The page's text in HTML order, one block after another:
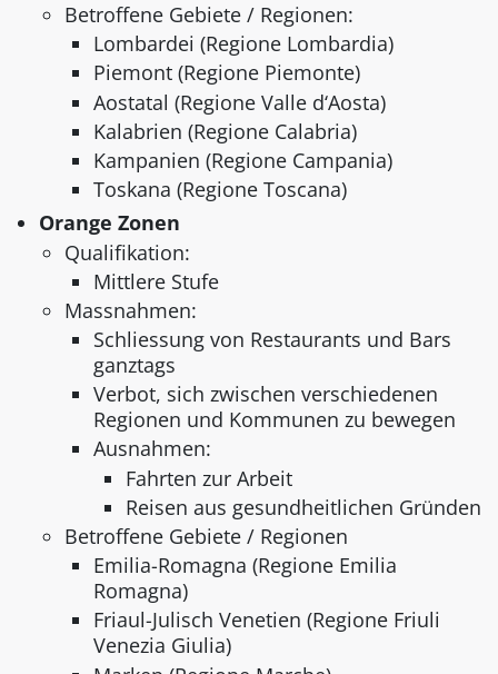
Betroffene Gebiete / Regionen:
Lombardei (Regione Lombardia)
Piemont (Regione Piemonte)
Aostatal (Regione Valle d‘Aosta)
Kalabrien (Regione Calabria)
Kampanien (Regione Campania)
Toskana (Regione Toscana)
Orange Zonen
Qualifikation:
Mittlere Stufe
Massnahmen:
Schliessung von Restaurants und Bars
ganztags
Verbot, sich zwischen verschiedenen
Regionen und Kommunen zu bewegen
Ausnahmen:
Fahrten zur Arbeit
Reisen aus gesundheitlichen Gründen
Betroffene Gebiete / Regionen
Emilia-Romagna (Regione Emilia
Romagna)
Friaul-Julisch Venetien (Regione Friuli
Venezia Giulia)